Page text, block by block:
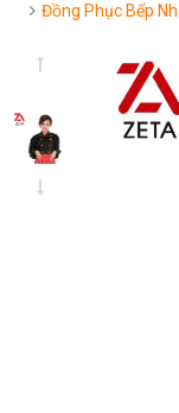
Đồng Phục Bếp